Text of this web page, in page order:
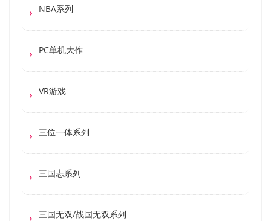
NBA系列
PC单机大作
VR游戏
三位一体系列
三国志系列
三国无双/战国无双系列